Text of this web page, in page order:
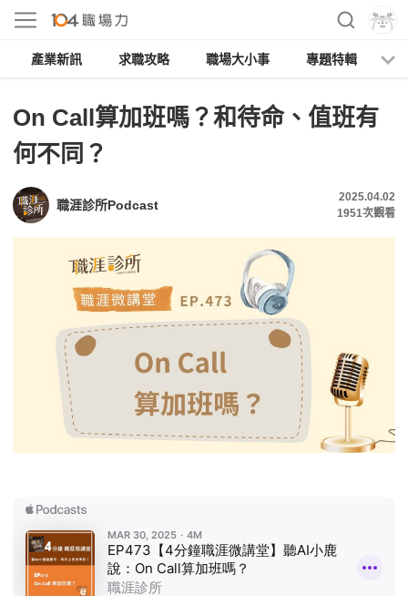
產業新訊 求職攻略 職場大小事 專題特輯
On Call算加班嗎？和待命、值班有
何不同？
職涯診所Podcast
2025.04.02
1951次觀看